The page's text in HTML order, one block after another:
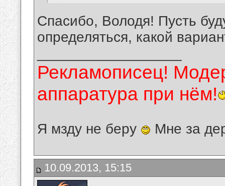
Спасибо, Володя! Пусть
определяться, какой
Рекламописец!
аппаратура при нём!
Я мзду не беру Мне за
10.09.2013, 15:15